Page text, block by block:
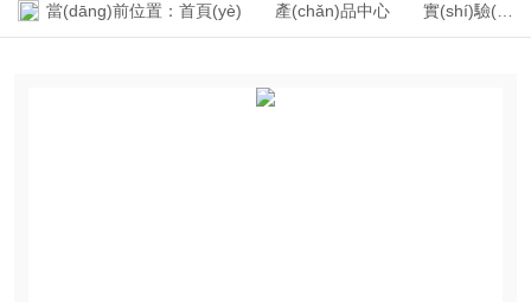
當(dāng)前位置： 首頁(yè) 產(chǎn)品中心 實(shí)驗(yàn)室常用基礎(chǔ)設(shè)備